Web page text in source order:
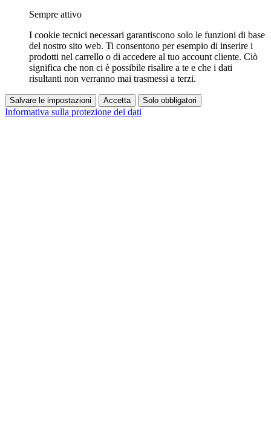
Sempre attivo
I cookie tecnici necessari garantiscono solo le funzioni di base
del nostro sito web. Ti consentono per esempio di inserire i
prodotti nel carrello o di accedere al tuo account cliente. Ciò
significa che non ci è possibile risalire a te e che i dati
risultanti non verranno mai trasmessi a terzi.
Salvare le impostazioni Accetta Solo obbligatori
Informativa sulla protezione dei dati